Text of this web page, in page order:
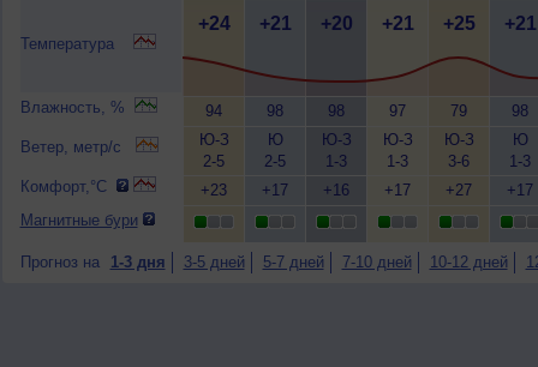
Температура
Влажность, %
Ветер, метр/с
Комфорт,°C
Магнитные бури
+24
94
Ю-З
2-5
+23
+21
98
Ю
2-5
+17
+20
98
Ю-З
1-3
+16
+21
97
Ю-З
1-3
+17
+25
79
Ю-З
3-6
+27
+21
98
Ю
1-3
+17
Прогноз на 1-3 дня 3-5 дней 5-7 дней 7-10 дней 10-12 дней